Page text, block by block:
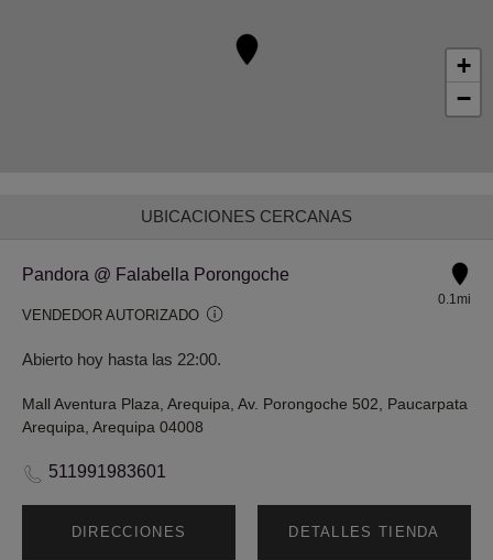
+
−
UBICACIONES CERCANAS
Pandora @ Falabella Porongoche
VENDEDOR AUTORIZADO
Abierto hoy hasta las 22:00.
0.1mi
Mall Aventura Plaza, Arequipa, Av. Porongoche 502, Paucarpata
Arequipa, Arequipa 04008
511991983601
DIRECCIONES DETALLES TIENDA